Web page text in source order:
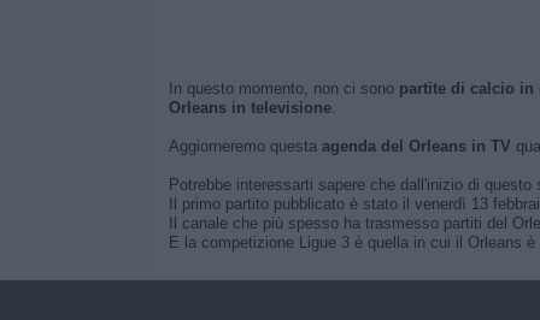
In questo momento, non ci sono partite di calcio in
Orleans in televisione.
Aggiorneremo questa agenda del Orleans in TV
Potrebbe interessarti sapere che dall'inizio di
Il primo partito pubblicato è stato il venerdì 13
Il canale che più spesso ha trasmesso partiti del
E la competizione Ligue 3 è quella in cui il Orleans